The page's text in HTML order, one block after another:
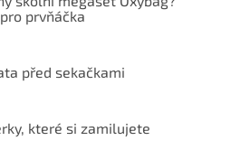
prvňáčka
před sekačkami
které si zamilujete